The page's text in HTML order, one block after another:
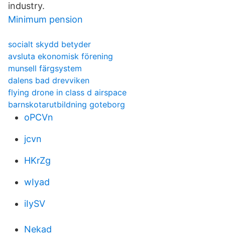
industry.
Minimum pension
socialt skydd betyder
avsluta ekonomisk förening
munsell färgsystem
dalens bad drevviken
flying drone in class d airspace
barnskotarutbildning goteborg
oPCVn
jcvn
HKrZg
wIyad
iIySV
Nekad